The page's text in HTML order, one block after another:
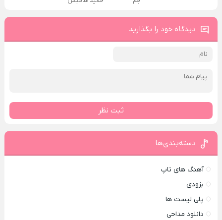
دیدگاه خود را بگذارید
ثبت نظر
دسته‌بندی‌ها
آهنگ های تاپ
بزودی
پلی لیست ها
دانلود مداحی